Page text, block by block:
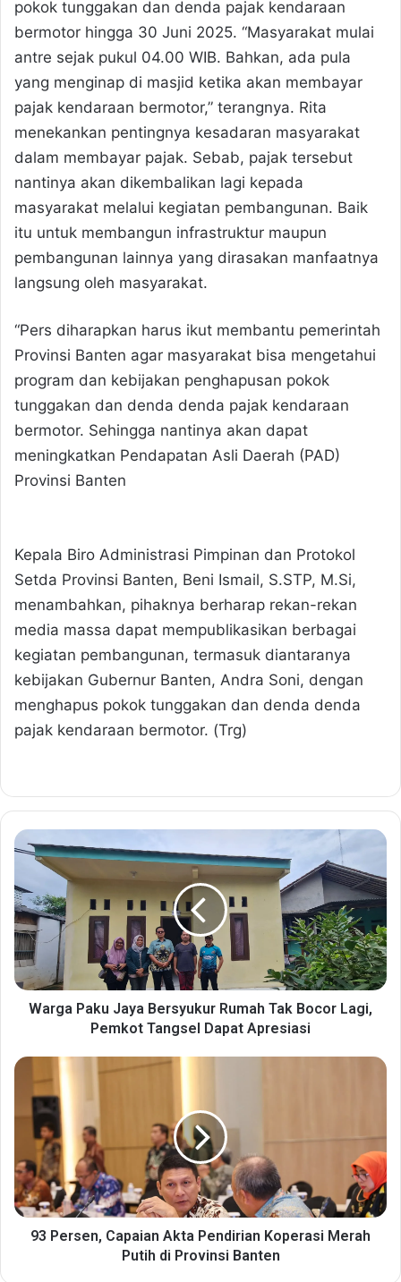
pokok tunggakan dan denda pajak kendaraan
bermotor hingga 30 Juni 2025. “Masyarakat mulai
antre sejak pukul 04.00 WIB. Bahkan, ada pula
yang menginap di masjid ketika akan membayar
pajak kendaraan bermotor,” terangnya. Rita
menekankan pentingnya kesadaran masyarakat
dalam membayar pajak. Sebab, pajak tersebut
nantinya akan dikembalikan lagi kepada
masyarakat melalui kegiatan pembangunan. Baik
itu untuk membangun infrastruktur maupun
pembangunan lainnya yang dirasakan manfaatnya
langsung oleh masyarakat.
“Pers diharapkan harus ikut membantu pemerintah
Provinsi Banten agar masyarakat bisa mengetahui
program dan kebijakan penghapusan pokok
tunggakan dan denda denda pajak kendaraan
bermotor. Sehingga nantinya akan dapat
meningkatkan Pendapatan Asli Daerah (PAD)
Provinsi Banten
Kepala Biro Administrasi Pimpinan dan Protokol
Setda Provinsi Banten, Beni Ismail, S.STP, M.Si,
menambahkan, pihaknya berharap rekan-rekan
media massa dapat mempublikasikan berbagai
kegiatan pembangunan, termasuk diantaranya
kebijakan Gubernur Banten, Andra Soni, dengan
menghapus pokok tunggakan dan denda denda
pajak kendaraan bermotor. (Trg)
W
a
g
a
P
a
k
u
a
y
u
k
u
Warga Paku Jaya Bersyukur Rumah Tak Bocor Lagi,
Pemkot Tangsel Dapat Apresiasi
9
s
e
n
,
93 Persen, Capaian Akta Pendirian Koperasi Merah
Putih di Provinsi Banten